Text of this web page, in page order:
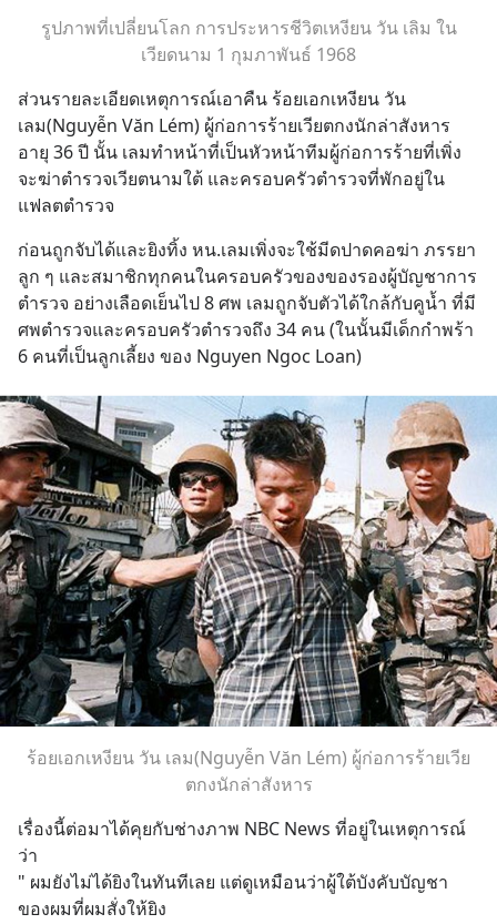
รูปภาพที่เปลี่ยนโลก การประหารชีวิตเหงียน วัน เลิม ใน
เวียดนาม 1 กุมภาพันธ์ 1968
ส่วนรายละเอียดเหตุการณ์เอาคืน ร้อยเอกเหงียน วัน
เลม(Nguyễn Văn Lém) ผู้ก่อการร้ายเวียตกงนักล่าสังหาร
อายุ 36 ปี นั้น เลมทำหน้าที่เป็นหัวหน้าทีมผู้ก่อการร้ายที่เพิ่ง
จะฆ่าตำรวจเวียตนามใต้ และครอบครัวตำรวจที่พักอยู่ใน
แฟลตตำรวจ
ก่อนถูกจับได้และยิงทิ้ง หน.เลมเพิ่งจะใช้มีดปาดคอฆ่า ภรรยา
ลูก ๆ และสมาชิกทุกคนในครอบครัวของของรองผู้บัญชาการ
ตำรวจ อย่างเลือดเย็นไป 8 ศพ เลมถูกจับตัวได้ใกล้กับคูน้ำ ที่มี
ศพตำรวจและครอบครัวตำรวจถึง 34 คน (ในนั้นมีเด็กกำพร้า
6 คนที่เป็นลูกเลี้ยง ของ Nguyen Ngoc Loan)
ร้อยเอกเหงียน วัน เลม(Nguyễn Văn Lém) ผู้ก่อการร้ายเวีย
ตกงนักล่าสังหาร
เรื่องนี้ต่อมาได้คุยกับช่างภาพ NBC News ที่อยู่ในเหตุการณ์
ว่า
" ผมยังไม่ได้ยิงในทันทีเลย แต่ดูเหมือนว่าผู้ใต้บังคับบัญชา
ของผมที่ผมสั่งให้ยิง